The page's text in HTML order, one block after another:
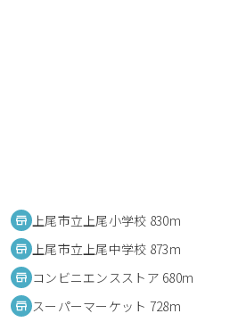
上尾市立上尾小学校 830m
上尾市立上尾中学校 873m
コンビニエンスストア 680m
スーパーマーケット 728m